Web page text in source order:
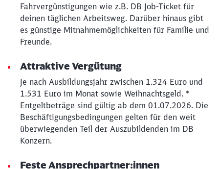
Fahrvergünstigungen wie z.B. DB Job-Ticket für
deinen täglichen Arbeitsweg. Darüber hinaus gibt
es günstige Mitnahmemöglichkeiten für Familie und
Freunde.
Attraktive Vergütung
Je nach Ausbildungsjahr zwischen 1.324 Euro und
1.531 Euro im Monat sowie Weihnachtsgeld. *
Entgeltbeträge sind gültig ab dem 01.07.2026. Die
Beschäftigungsbedingungen gelten für den weit
überwiegenden Teil der Auszubildenden im DB
Konzern.
Feste Ansprechpartner:innen
Schließen
Möchten Sie zuweitergeleitet
werden?
Abbrechen Weiter